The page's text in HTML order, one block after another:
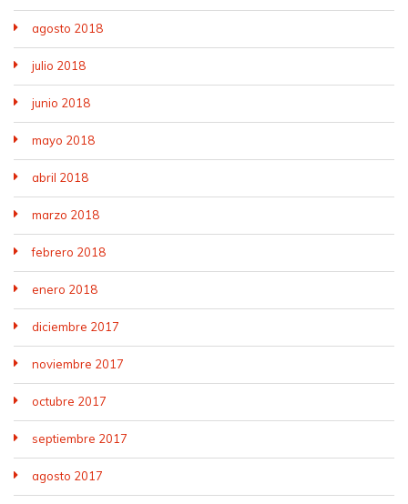
agosto 2018
julio 2018
junio 2018
mayo 2018
abril 2018
marzo 2018
febrero 2018
enero 2018
diciembre 2017
noviembre 2017
octubre 2017
septiembre 2017
agosto 2017